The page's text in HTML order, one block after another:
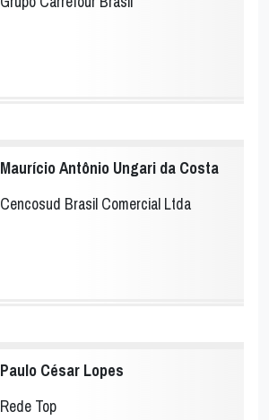
Maurício Antônio Ungari da Costa
Cencosud Brasil Comercial Ltda
Paulo César Lopes
Rede Top